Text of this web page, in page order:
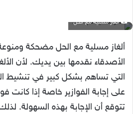
ألغاز مسلية مع الحل
ألغاز مسلية مع الحل مضحكة
الأصدقاء نقدمها بين يديك. لأن
التي تساهم بشكل كبير في تنشيط
على إجابة الفوازير خاصة إذا كانت
تتوقع أن الإجابة بهذه السهولة.